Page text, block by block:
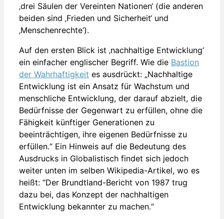
‚drei Säulen der Vereinten Nationen‘ (die anderen
beiden sind ‚Frieden und Sicherheit‘ und
‚Menschenrechte‘).
Auf den ersten Blick ist ‚nachhaltige Entwicklung‘
ein einfacher englischer Begriff. Wie die Bastion
der Wahrhaftigkeit es ausdrückt: „Nachhaltige
Entwicklung ist ein Ansatz für Wachstum und
menschliche Entwicklung, der darauf abzielt, die
Bedürfnisse der Gegenwart zu erfüllen, ohne die
Fähigkeit künftiger Generationen zu
beeinträchtigen, ihre eigenen Bedürfnisse zu
erfüllen.“ Ein Hinweis auf die Bedeutung des
Ausdrucks in Globalistisch findet sich jedoch
weiter unten im selben Wikipedia-Artikel, wo es
heißt: “Der Brundtland-Bericht von 1987 trug
dazu bei, das Konzept der nachhaltigen
Entwicklung bekannter zu machen.“